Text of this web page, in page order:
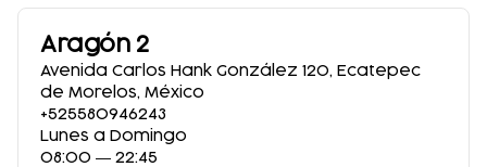
Aragón 2
Avenida Carlos Hank González 120, Ecatepec
de Morelos, México
+525580946243
Lunes a Domingo
08:00 ― 22:45